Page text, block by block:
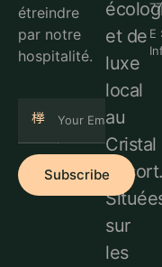
étreindre
par notre
hospitalité.
Subscribe
et de
luxe
local
au
Cristal
Resort.
sur
les
E :